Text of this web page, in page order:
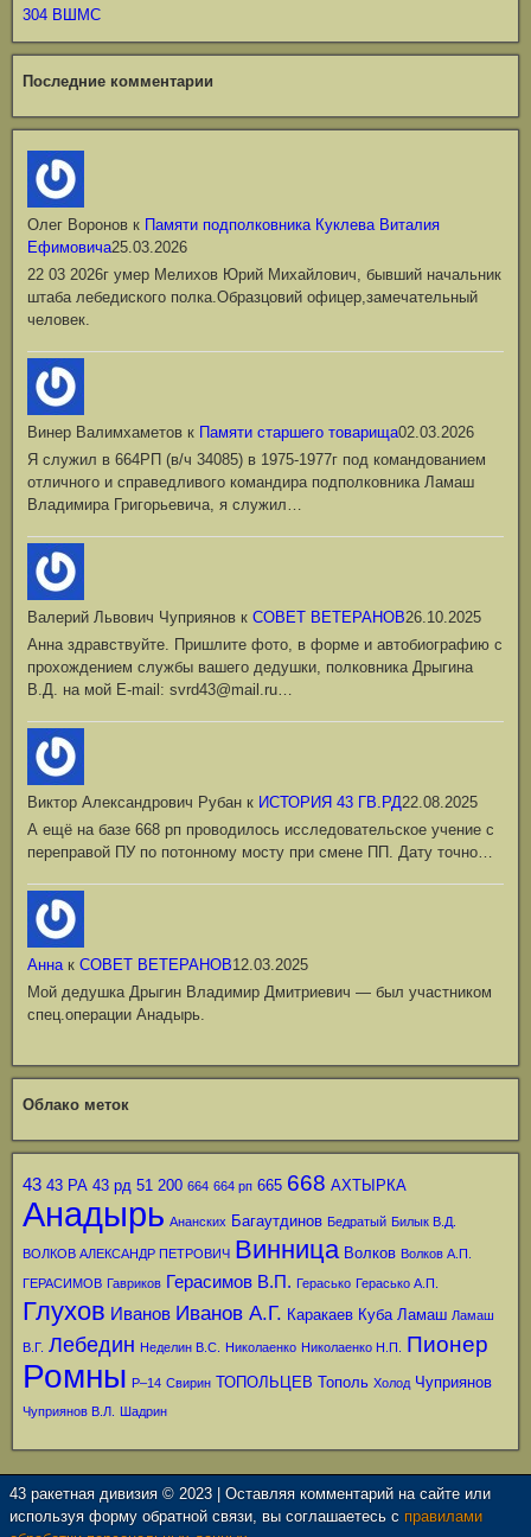
304 ВШМС
Последние комментарии
Олег Воронов к Памяти подполковника Куклева Виталия
Ефимовича25.03.2026
22 03 2026г умер Мелихов Юрий Михайлович, бывший начальник
штаба лебедиского полка.Образцовий офицер,замечательный
человек.
Винер Валимхаметов к Памяти старшего товарища02.03.2026
Я служил в 664РП (в/ч 34085) в 1975-1977г под командованием
отличного и справедливого командира подполковника Ламаш
Владимира Григорьевича, я служил…
Валерий Львович Чуприянов к СОВЕТ ВЕТЕРАНОВ26.10.2025
Анна здравствуйте. Пришлите фото, в форме и автобиографию с
прохождением службы вашего дедушки, полковника Дрыгина
В.Д. на мой Е-mail: svrd43@mail.ru…
Виктор Александрович Рубан к ИСТОРИЯ 43 ГВ.РД22.08.2025
А ещё на базе 668 рп проводилось исследовательское учение с
переправой ПУ по потонному мосту при смене ПП. Дату точно…
Аннак СОВЕТ ВЕТЕРАНОВ12.03.2025
Мой дедушка Дрыгин Владимир Дмитриевич — был участником
спец.операции Анадырь.
Облако меток
43 43 РА 43 рд 51 200 664 664 рп 665 668 АХТЫРКА
Анадырь Ананских Багаутдинов Бедратый Билык В.Д.
ВОЛКОВ АЛЕКСАНДР ПЕТРОВИЧ Винница Волков Волков А.П.
ГЕРАСИМОВ Гавриков Герасимов В.П. Герасько Герасько А.П.
Глухов Иванов Иванов А.Г. Каракаев Куба Ламаш Ламаш
В.Г. Лебедин Неделин В.С. Николаенко Николаенко Н.П. Пионер
Ромны Р–14 Свирин ТОПОЛЬЦЕВ Тополь Холод Чуприянов
Чуприянов В.Л. Шадрин
43 ракетная дивизия © 2023 | Оставляя комментарий на сайте или
используя форму обратной связи, вы соглашаетесь с правилами